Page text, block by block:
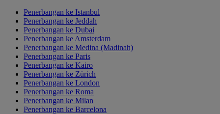
Penerbangan ke Istanbul
Penerbangan ke Jeddah
Penerbangan ke Dubai
Penerbangan ke Amsterdam
Penerbangan ke Medina (Madinah)
Penerbangan ke Paris
Penerbangan ke Kairo
Penerbangan ke Zürich
Penerbangan ke London
Penerbangan ke Roma
Penerbangan ke Milan
Penerbangan ke Barcelona